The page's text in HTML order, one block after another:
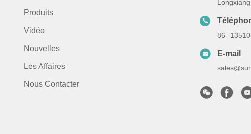
Produits
Vidéo
Nouvelles
Les Affaires
Nous Contacter
86--
E-mail